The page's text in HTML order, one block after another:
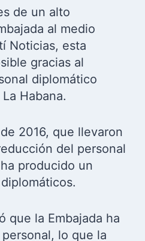
de un alto
al medio
Noticias, esta
gracias al
diplomático
Habana.
2016, que llevaron
del personal
producido un
que la Embajada ha
lo que la